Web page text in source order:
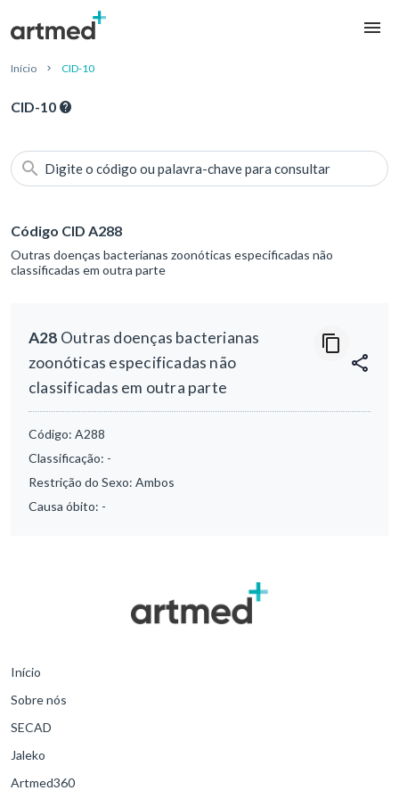
Início CID-10
CID-10
Digite o código ou palavra-chave para consultar
Código CID A288
Outras doenças bacterianas zoonóticas especificadas não
classificadas em outra parte
A28 Outras doenças bacterianas
zoonóticas especificadas não
classificadas em outra parte
Código: A288
Classificação: -
Restrição do Sexo: Ambos
Causa óbito: -
Início
Sobre nós
SECAD
Jaleko
Artmed360